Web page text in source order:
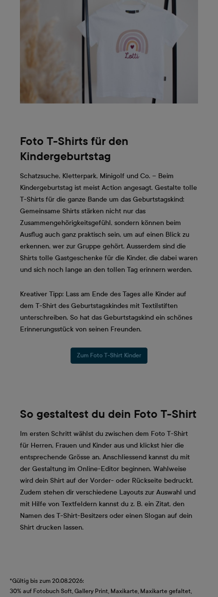
Foto T-Shirts für den
Kindergeburtstag
Schatzsuche, Kletterpark, Minigolf und Co. – Beim
Kindergeburtstag ist meist Action angesagt. Gestalte tolle
T-Shirts für die ganze Bande um das Geburtstagskind:
Gemeinsame Shirts stärken nicht nur das
Zusammengehörigkeitsgefühl, sondern können beim
Ausflug auch ganz praktisch sein, um auf einen Blick zu
erkennen, wer zur Gruppe gehört. Ausserdem sind die
Shirts tolle Gastgeschenke für die Kinder, die dabei waren
und sich noch lange an den tollen Tag erinnern werden.
Kreativer Tipp: Lass am Ende des Tages alle Kinder auf
dem T-Shirt des Geburtstagskindes mit Textilstiften
unterschreiben. So hat das Geburtstagskind ein schönes
Erinnerungsstück von seinen Freunden.
Zum Foto T-Shirt Kinder
So gestaltest du dein Foto T-Shirt
Im ersten Schritt wählst du zwischen dem Foto T-Shirt
für Herren, Frauen und Kinder aus und klickst hier die
entsprechende Grösse an. Anschliessend kannst du mit
der Gestaltung im Online-Editor beginnen. Wahlweise
wird dein Shirt auf der Vorder- oder Rückseite bedruckt.
Zudem stehen dir verschiedene Layouts zur Auswahl und
mit Hilfe von Textfeldern kannst du z. B. ein Zitat, den
Namen des T-Shirt-Besitzers oder einen Slogan auf dein
Shirt drucken lassen.
*Gültig bis zum 20.08.2026:
30% auf Fotobuch Soft, Gallery Print, Maxikarte, Maxikarte gefaltet,